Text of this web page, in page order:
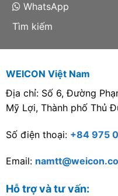
WhatsApp
Tìm kiếm
WEICON Việt Nam
Địa chỉ: Số 6, Đường
Mỹ Lợi, Thành phố Thủ
Số điện thoại: +84 975
Email:
Hỗ trợ và tư vấn: